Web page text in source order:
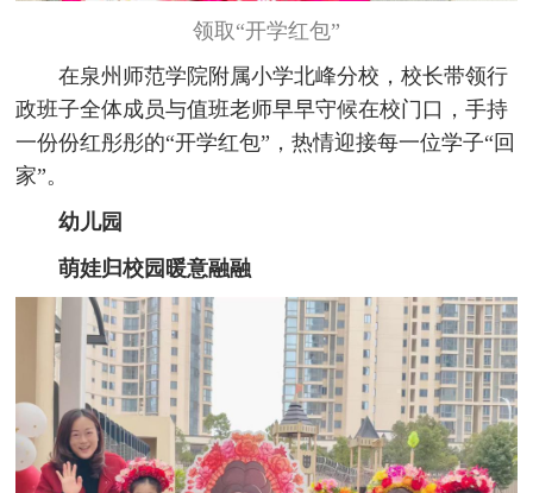
领取“开学红包”
在泉州师范学院附属小学北峰分校，校长带领行
政班子全体成员与值班老师早早守候在校门口，手持
一份份红彤彤的“开学红包”，热情迎接每一位学子“回
家”。
幼儿园
萌娃归校园暖意融融